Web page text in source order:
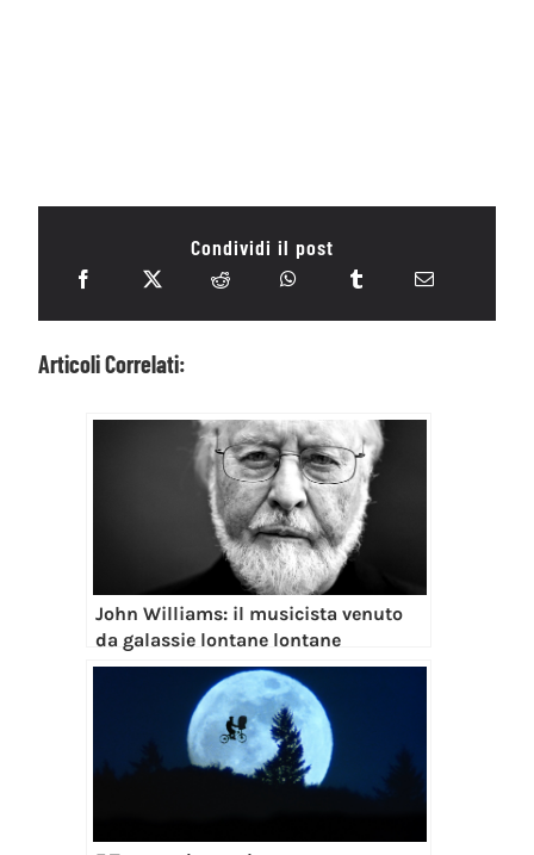
Condividi il post
Articoli Correlati:
John Williams: il musicista venuto
da galassie lontane lontane